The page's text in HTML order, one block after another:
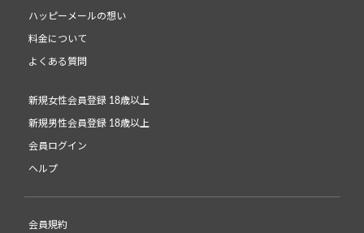
ハッピーメールの想い
料金について
よくある質問
新規女性会員登録 18歳以上
新規男性会員登録 18歳以上
会員ログイン
ヘルプ
会員規約